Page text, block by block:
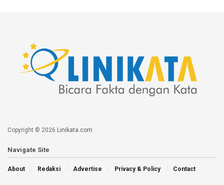
Copyright © 2026 Linikata.com
Navigate Site
About Redaksi Advertise Privacy & Policy Contact